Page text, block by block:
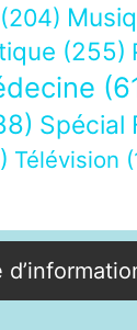
(204)
(255)
Spécial
Télévision